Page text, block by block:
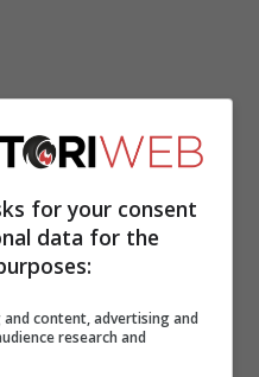
da migliorare la
Il cupolino
for your consent
data for the
content, advertising and
research and